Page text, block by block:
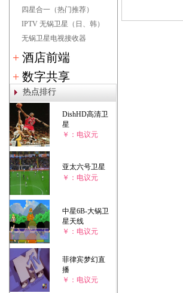
四星合一（热门推荐）
IPTV 无锅卫星（日、韩）
无锅卫星电视接收器
+ 酒店前端
+ 数字共享
热点排行
DishHD高清卫
星
￥：电议元
亚太六号卫星
￥：电议元
中星6B-大锅卫
星天线
￥：电议元
菲律宾梦幻直
播
￥：电议元